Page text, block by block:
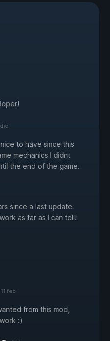
to have since this
mechanics I didnt
the end of the game.
since a last update
as far as I can tell!
11 feb
from this mod,
:)